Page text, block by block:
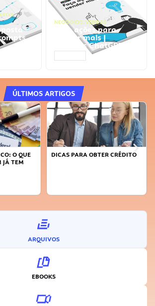
NEGÓCIOS, VENDAS
Faça ações para
vender mais |
Prompts ChatGPT
ÚLTIMOS ARTIGOS
O QUE
JÁ TEM
DICAS PARA OBTER CRÉDITO
ARQUIVOS
EBOOKS